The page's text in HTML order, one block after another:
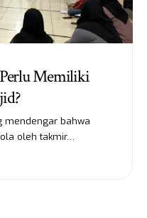
Memiliki
mendengar bahwa
oleh takmir…